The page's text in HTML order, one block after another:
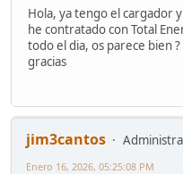
Hola, ya tengo el cargador
he contratado con Total
todo el dia, os parece bien ?
gracias
jim3cantos
Enero 16, 2026, 05:25:08 PM